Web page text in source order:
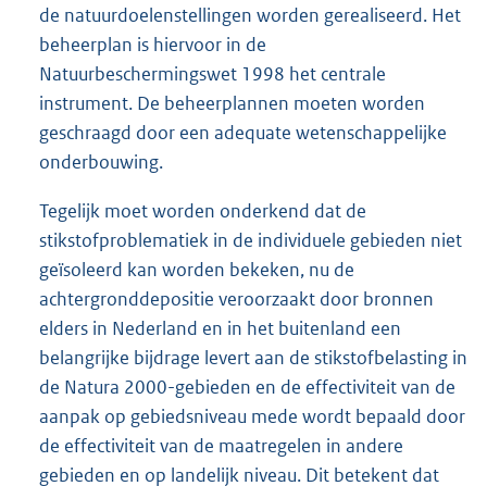
de natuurdoelenstellingen worden gerealiseerd. Het
beheerplan is hiervoor in de
Natuurbeschermingswet 1998 het centrale
instrument. De beheerplannen moeten worden
geschraagd door een adequate wetenschappelijke
onderbouwing.
Tegelijk moet worden onderkend dat de
stikstofproblematiek in de individuele gebieden niet
geïsoleerd kan worden bekeken, nu de
achtergronddepositie veroorzaakt door bronnen
elders in Nederland en in het buitenland een
belangrijke bijdrage levert aan de stikstofbelasting in
de Natura 2000-gebieden en de effectiviteit van de
aanpak op gebiedsniveau mede wordt bepaald door
de effectiviteit van de maatregelen in andere
gebieden en op landelijk niveau. Dit betekent dat